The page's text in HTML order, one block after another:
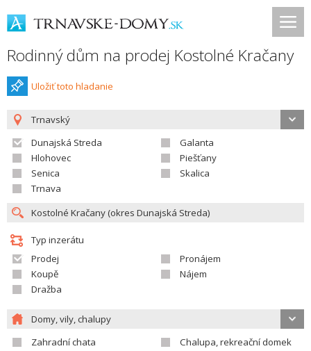
Rodinný dům na prodej Kostolné Kračany
Uložiť toto hladanie
Trnavský
Dunajská Streda
Galanta
Hlohovec
Piešťany
Senica
Skalica
Trnava
Typ inzerátu
Prodej
Pronájem
Koupě
Nájem
Dražba
Domy, vily, chalupy
Zahradní chata
Chalupa, rekreační domek